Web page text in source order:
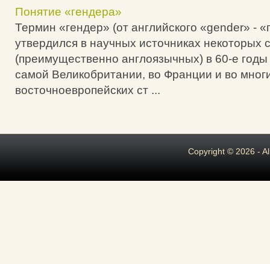
Понятие «гендера»
Термин «гендер» (от английского «gender» -
утвердился в научных источниках некоторых
(преимущественно англоязычных) в 60-е
самой Великобритании, во Франции и во
восточноевропейских ст ...
Copyright © 2026 -